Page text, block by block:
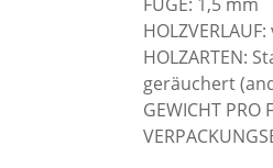
HOLZARTEN:
geräuchert
GEWICHT PRO